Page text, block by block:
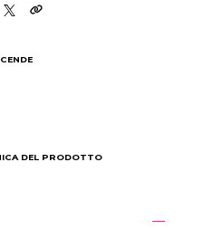
DEL PRODOTTO